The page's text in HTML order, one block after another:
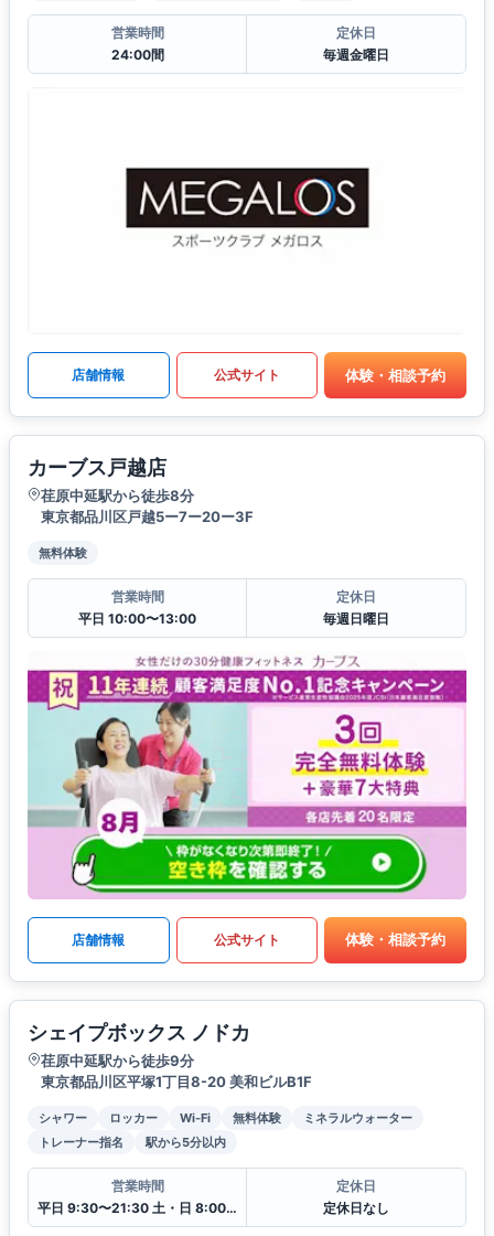
営業時間
24:00間
定休日
毎週金曜日
店舗情報 公式サイト 体験・相談予約
カーブス戸越店
荏原中延駅から徒歩8分
東京都品川区戸越5ー7ー20ー3F
無料体験
営業時間
平日 10:00〜13:00
定休日
毎週日曜日
店舗情報 公式サイト 体験・相談予約
シェイプボックス ノドカ
荏原中延駅から徒歩9分
東京都品川区平塚1丁目8-20 美和ビルB1F
シャワー ロッカー Wi-Fi 無料体験
ミネラルウォーター
トレーナー指名
駅から5分以内
営業時間
平日 9:30〜21:30 土・日 8:00〜18:30
定休日
定休日なし